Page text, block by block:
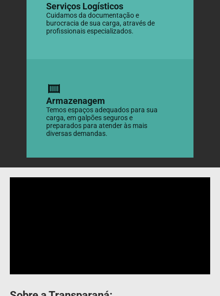
Serviços Logísticos
Cuidamos da documentação e
burocracia de sua carga, através de
profissionais especializados.
Armazenagem
Temos espaços adequados para sua
carga, em galpões seguros e
preparados para atender às mais
diversas demandas.